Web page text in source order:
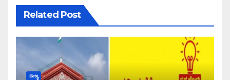
Related Post
ರಾಜ್ಯ